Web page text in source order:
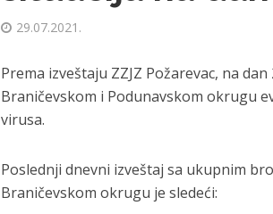
29.07.2021.
Prema izveštaju ZZJZ Požarevac, na
Braničevskom i Podunavskom okrugu
virusa.
Poslednji dnevni izveštaj sa ukupnim
Braničevskom okrugu je sledeći: